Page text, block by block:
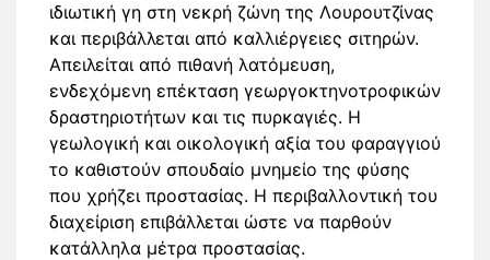
ιδιωτική γη στη νεκρή ζώνη της Λουρουτζίνας
και περιβάλλεται από καλλιέργειες σιτηρών.
Απειλείται από πιθανή λατόμευση,
ενδεχόμενη επέκταση γεωργοκτηνοτροφικών
δραστηριοτήτων και τις πυρκαγιές. Η
γεωλογική και οικολογική αξία του φαραγγιού
το καθιστούν σπουδαίο μνημείο της φύσης
που χρήζει προστασίας. Η περιβαλλοντική του
διαχείριση επιβάλλεται ώστε να παρθούν
κατάλληλα μέτρα προστασίας.